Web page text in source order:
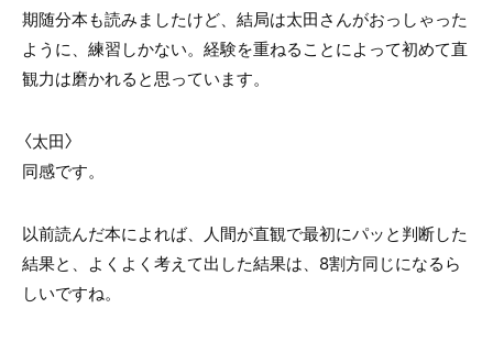
期随分本も読みましたけど、結局は太田さんがおっしゃった
ように、練習しかない。経験を重ねることによって初めて直
観力は磨かれると思っています。
〈太田〉
同感です。
以前読んだ本によれば、人間が直観で最初にパッと判断した
結果と、よくよく考えて出した結果は、8割方同じになるら
しいですね。